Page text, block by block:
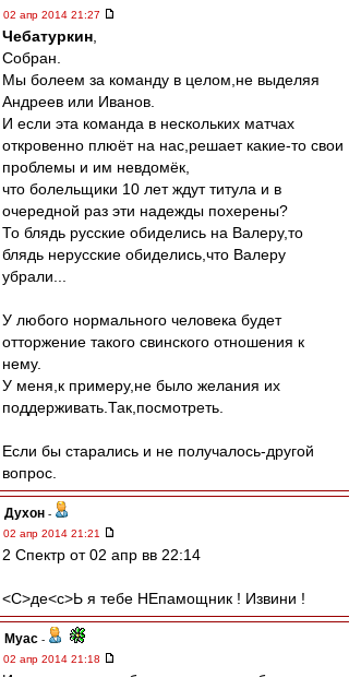
02 апр 2014 21:27
Чебатуркин
Собран.
Мы болеем за команду в целом,не выделяя
Андреев или Иванов.
И если эта команда в нескольких матчах
откровенно плюёт на нас,решает какие-то свои
проблемы и им невдомёк,
что болельщики 10 лет ждут титула и в
очередной раз эти надежды похерены?
То блядь русские обиделись на Валеру,то
блядь нерусские обиделись,что Валеру
убрали...
У любого нормального человека будет
отторжение такого свинского отношения к
нему.
У меня,к примеру,не было желания их
поддерживать.Так,посмотреть.
Если бы старались и не получалось-другой
вопрос.
Духон -
02 апр 2014 21:21
2 Спектр от 02 апр вв 22:14
<C>де<с>Ь я тебе НЕпамощник ! Извини !
Myac -
02 апр 2014 21:18